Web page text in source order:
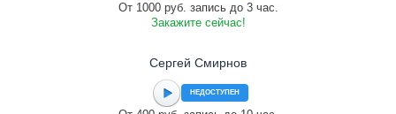
От 1000 руб. запись до 3 час.
Закажите сейчас!
Сергей Смирнов
НЕДОСТУПЕН